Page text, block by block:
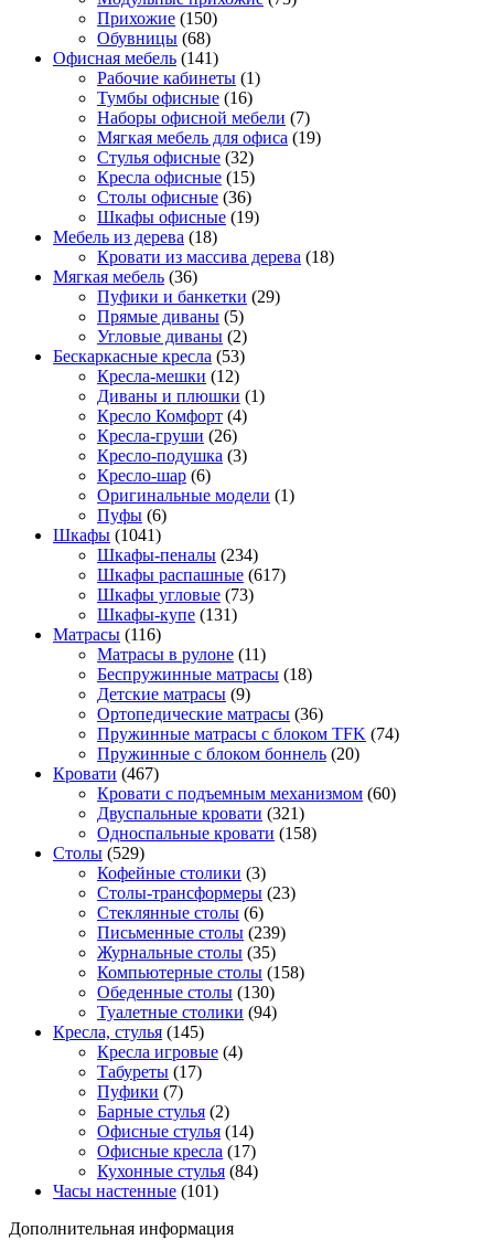
Прихожие (150)
Обувницы (68)
Офисная мебель (141)
Рабочие кабинеты (1)
Тумбы офисные (16)
Наборы офисной мебели (7)
Мягкая мебель для офиса (19)
Стулья офисные (32)
Кресла офисные (15)
Столы офисные (36)
Шкафы офисные (19)
Мебель из дерева (18)
Кровати из массива дерева (18)
Мягкая мебель (36)
Пуфики и банкетки (29)
Прямые диваны (5)
Угловые диваны (2)
Бескаркасные кресла (53)
Кресла-мешки (12)
Диваны и плюшки (1)
Кресло Комфорт (4)
Кресла-груши (26)
Кресло-подушка (3)
Кресло-шар (6)
Оригинальные модели (1)
Пуфы (6)
Шкафы (1041)
Шкафы-пеналы (234)
Шкафы распашные (617)
Шкафы угловые (73)
Шкафы-купе (131)
Матрасы (116)
Матрасы в рулоне (11)
Беспружинные матрасы (18)
Детские матрасы (9)
Ортопедические матрасы (36)
Пружинные матрасы с блоком TFK (74)
Пружинные с блоком боннель (20)
Кровати (467)
Кровати с подъемным механизмом (60)
Двуспальные кровати (321)
Односпальные кровати (158)
Столы (529)
Кофейные столики (3)
Столы-трансформеры (23)
Стеклянные столы (6)
Письменные столы (239)
Журнальные столы (35)
Компьютерные столы (158)
Обеденные столы (130)
Туалетные столики (94)
Кресла, стулья (145)
Кресла игровые (4)
Табуреты (17)
Пуфики (7)
Барные стулья (2)
Офисные стулья (14)
Офисные кресла (17)
Кухонные стулья (84)
Часы настенные (101)
Дополнительная информация